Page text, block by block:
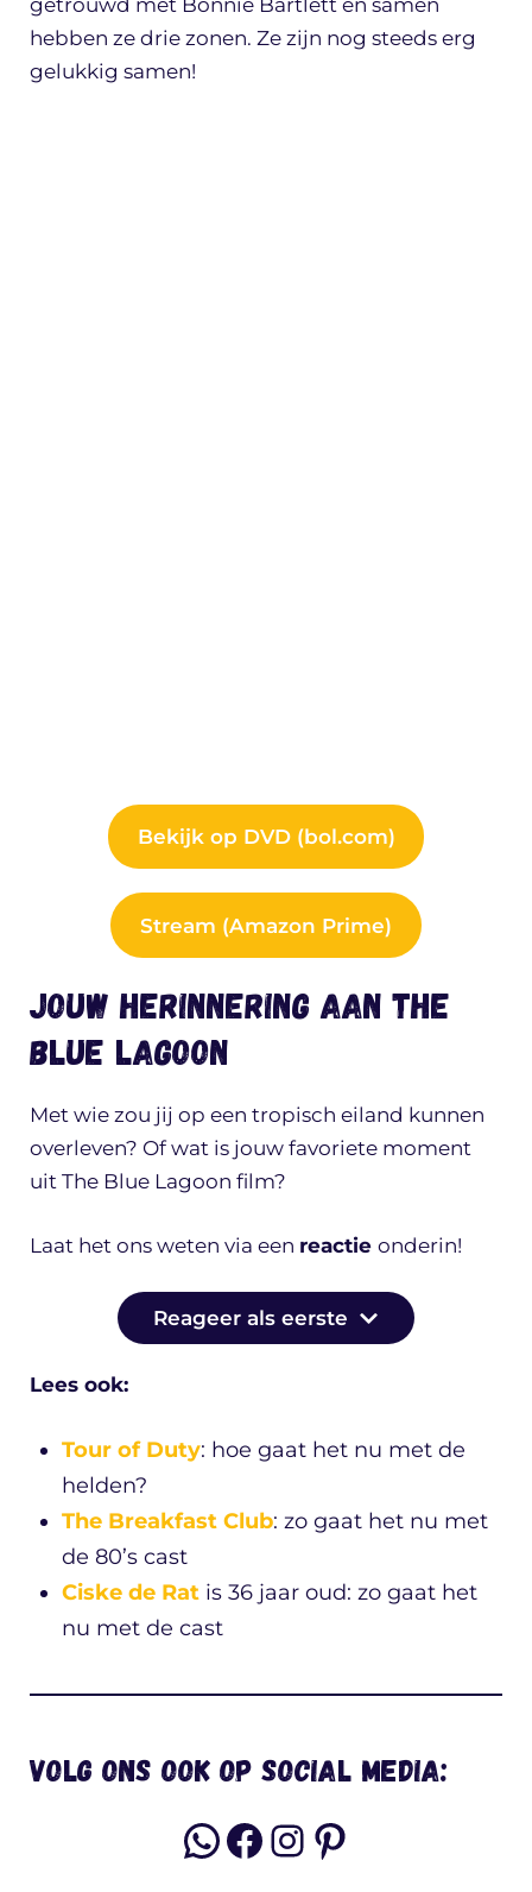
getrouwd met Bonnie Bartlett en samen
hebben ze drie zonen. Ze zijn nog steeds erg
gelukkig samen!
Bekijk op DVD (bol.com)
Stream (Amazon Prime)
Jouw herinnering aan The
Blue Lagoon
Met wie zou jij op een tropisch eiland kunnen
overleven? Of wat is jouw favoriete moment
uit The Blue Lagoon film?
Laat het ons weten via een reactie onderin!
Reageer als eerste
Lees ook:
Tour of Duty: hoe gaat het nu met de
helden?
The Breakfast Club: zo gaat het nu met
de 80’s cast
Ciske de Rat is 36 jaar oud: zo gaat het
nu met de cast
Volg ons ook op social media:
WhatsApp
Facebook
Instagram
Pinterest